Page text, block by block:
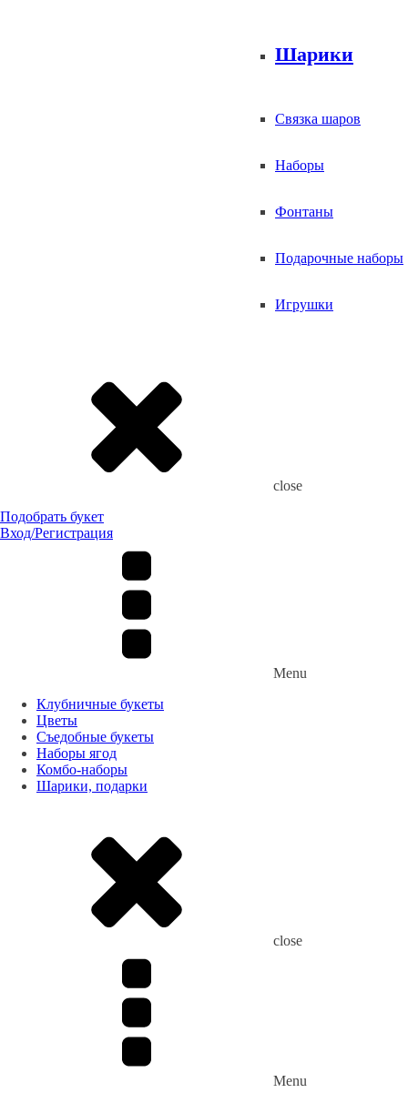
Шарики
Связка шаров
Наборы
Фонтаны
Подарочные наборы
Игрушки
close
Подобрать букет
Вход/Регистрация
Menu
Клубничные букеты
Цветы
Съедобные букеты
Наборы ягод
Комбо-наборы
Шарики, подарки
close
Menu